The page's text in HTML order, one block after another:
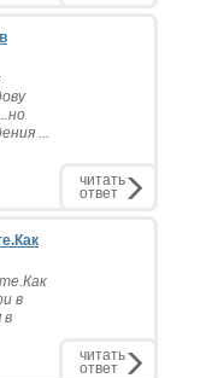
...
читать
ответ
в
в
читать
ответ